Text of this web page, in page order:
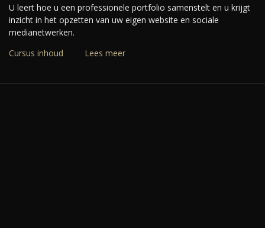
U leert hoe u een professionele portfolio samenstelt en u krijgt
inzicht in het opzetten van uw eigen website en sociale
medianetwerken.
Cursus inhoud
Lees meer